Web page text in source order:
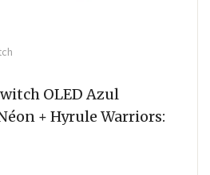
OLED Azul
+ Hyrule Warriors: